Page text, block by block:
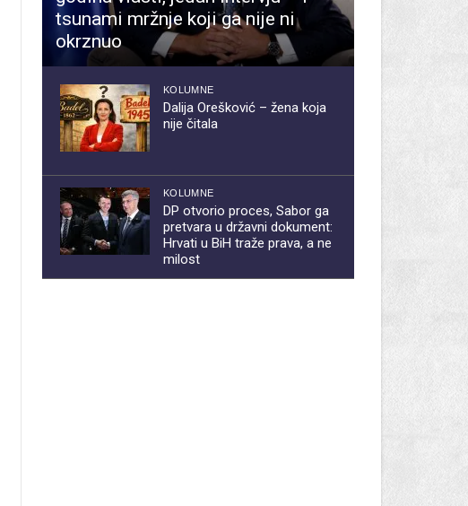
tsunami mržnje koji ga nije ni
okrznuo
KOLUMNE
Dalija Orešković – žena koja
nije čitala
KOLUMNE
DP otvorio proces, Sabor ga
pretvara u državni dokument:
Hrvati u BiH traže prava, a ne
milost